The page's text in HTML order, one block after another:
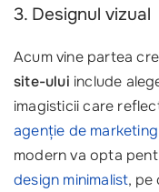
3. Designul vizual
Acum vine partea
site-ului include
imagisticii care
agenție de marketing
modern va opta
design minimalist, pe